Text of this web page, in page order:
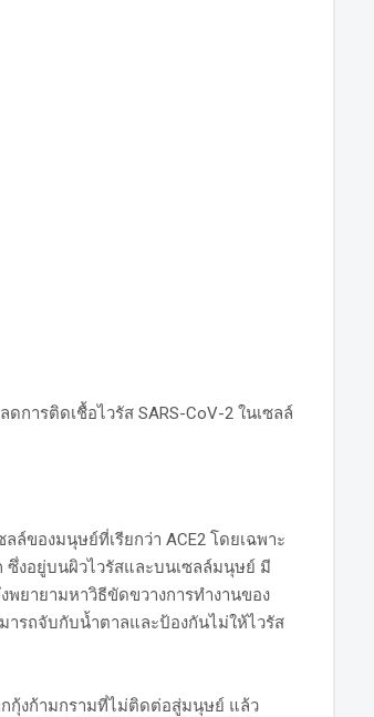
ารติดเชื้อไวรัส SARS-CoV-2 ในเซลล์
ล์ของมนุษย์ที่เรียกว่า ACE2 โดยเฉพาะ
ซึ่งอยู่บนผิวไวรัสและบนเซลล์มนุษย์ มี
พยายามหาวิธีขัดขวางการทำงานของ
ารถจับกับน้ำตาลและป้องกันไม่ให้ไวรัส
กกุ้งก้ามกรามที่ไม่ติดต่อสู่มนุษย์ แล้ว